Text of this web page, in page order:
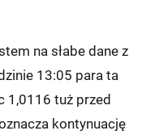
na słabe dane z
13:05 para ta
1,0116 tuż przed
kontynuację